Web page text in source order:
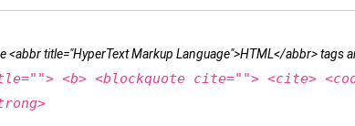
<abbr title="HyperText Markup Language">HTML</abbr> tags
<b> <blockquote cite=""> <cite>